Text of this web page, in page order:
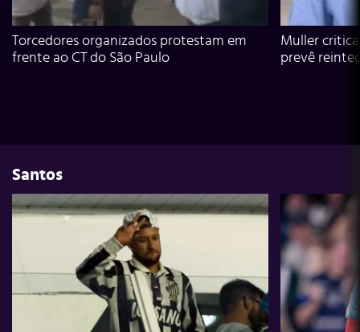
Torcedores organizados protestam em
frente ao CT do São Paulo
Muller
prevê
Santos